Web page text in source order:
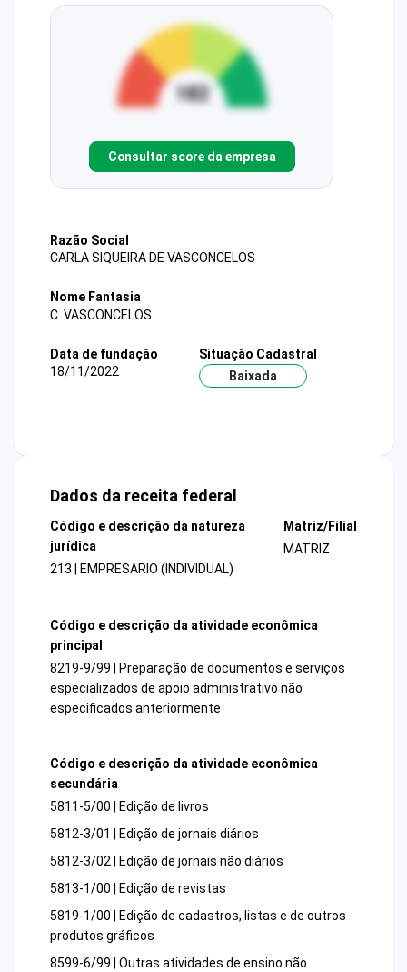
Consultar score da empresa
Razão Social
CARLA SIQUEIRA DE VASCONCELOS
Nome Fantasia
C. VASCONCELOS
Data de fundação
18/11/2022
Situação Cadastral
Baixada
Dados da receita federal
Código e descrição da natureza
jurídica
213 | EMPRESARIO (INDIVIDUAL)
Matriz/Filial
MATRIZ
Código e descrição da atividade econômica
principal
8219-9/99 | Preparação de documentos e serviços
especializados de apoio administrativo não
especificados anteriormente
Código e descrição da atividade econômica
secundária
5811-5/00 | Edição de livros
5812-3/01 | Edição de jornais diários
5812-3/02 | Edição de jornais não diários
5813-1/00 | Edição de revistas
5819-1/00 | Edição de cadastros, listas e de outros
produtos gráficos
8599-6/99 | Outras atividades de ensino não